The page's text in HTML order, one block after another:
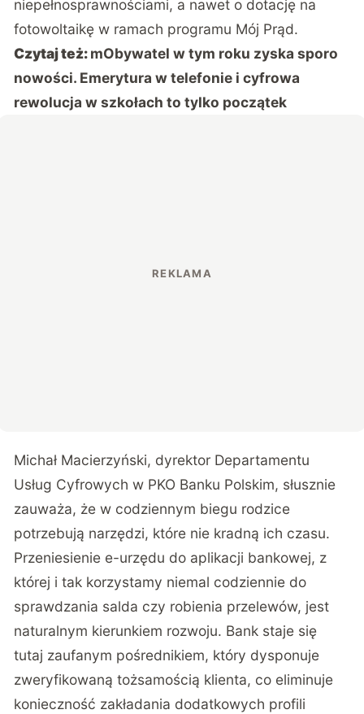
niepełnosprawnościami, a nawet o dotację na
fotowoltaikę w ramach programu Mój Prąd.
Czytaj też:mObywatel w tym roku zyska sporo
nowości. Emerytura w telefonie i cyfrowa
rewolucja w szkołach to tylko początek
Michał Macierzyński, dyrektor Departamentu
Usług Cyfrowych w PKO Banku Polskim, słusznie
zauważa, że w codziennym biegu rodzice
potrzebują narzędzi, które nie kradną ich czasu.
Przeniesienie e-urzędu do aplikacji bankowej, z
której i tak korzystamy niemal codziennie do
sprawdzania salda czy robienia przelewów, jest
naturalnym kierunkiem rozwoju. Bank staje się
tutaj zaufanym pośrednikiem, który dysponuje
zweryfikowaną tożsamością klienta, co eliminuje
konieczność zakładania dodatkowych profili